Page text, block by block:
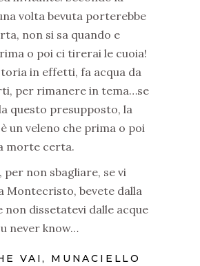
volta bevuta porterebbe
non si sa quando e
o poi ci tirerai le cuoia!
in effetti, fa acqua da
per rimanere in tema…se
questo presupposto, la
un veleno che prima o poi
morte certa.
per non sbagliare, se vi
Montecristo, bevete dalla
non dissetatevi dalle acque
never know…
VAI, MUNACIELLO